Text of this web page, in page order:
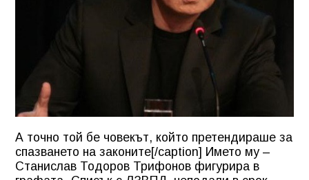
А точно той бе човекът, който претендираше за
спазването на законите[/caption] Името му –
Станислав Тодоров Трифонов фигурира в